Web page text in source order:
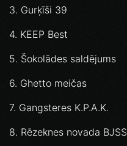
3. Gurķīši 39
4. KEEP Best
5. Šokolādes saldējums
6. Ghetto meičas
7. Gangsteres K.P.A.K.
8. Rēzeknes novada BJSS